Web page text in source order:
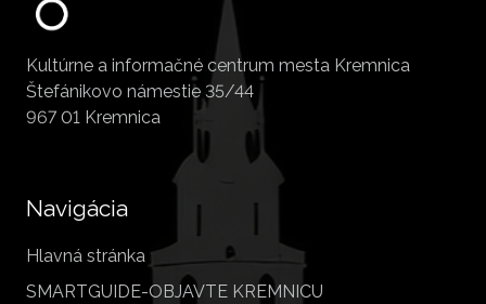
Kultúrne a informačné centrum mesta Kremnica
Štefánikovo námestie 35/44
967 01 Kremnica
Navigácia
Hlavná stránka
SMARTGUIDE-OBJAVTE KREMNICU